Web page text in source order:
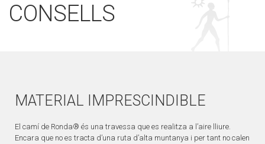
CONSELLS
MATERIAL IMPRESCINDIBLE
El camí de Ronda® és una travessa que es realitza a l’aire lliure.
Encara que no es tracta d’una ruta d’alta muntanya i per tant no calen